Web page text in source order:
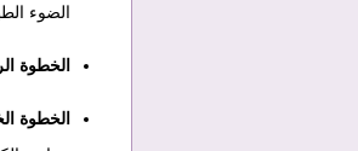
الضوء
الخطوة
الخطوة